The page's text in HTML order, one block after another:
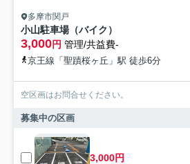
多摩市関戸
小山駐車場（バイク）
3,000円 管理/共益費-
京王線「聖蹟桜ヶ丘」駅 徒歩6分
空区画はお問合せください。
募集中の区画
3,000円